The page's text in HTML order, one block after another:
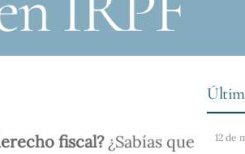
fiscal? ¿Sabías que
12 de